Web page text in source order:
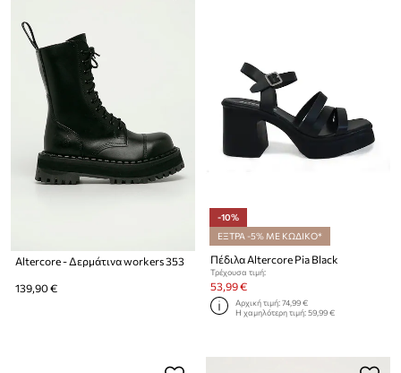
Altercore - Δερμάτινα workers 353
139,90 €
-10%
ΕΞΤΡΑ -5% ΜΕ ΚΩΔΙΚΟ*
Πέδιλα Altercore Pia Black
Τρέχουσα τιμή:
53,99 €
Αρχική τιμή:74,99 €
Η χαμηλότερη τιμή:59,99 €